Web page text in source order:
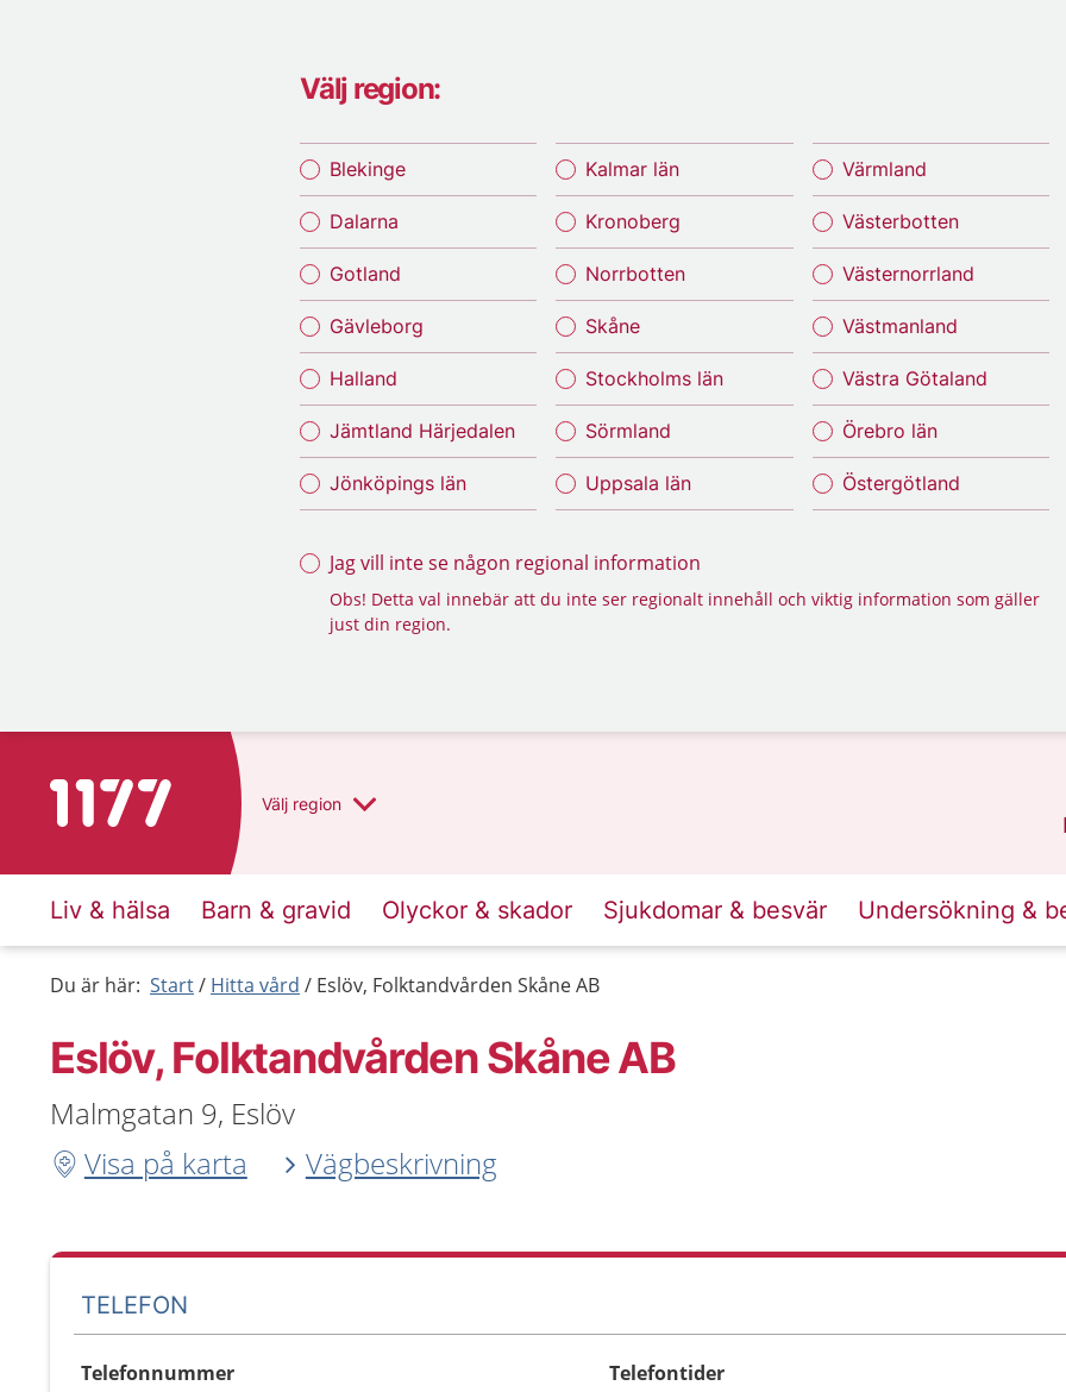
Välj region:
Blekinge
Dalarna
Gotland
Gävleborg
Halland
Jämtland Härjedalen
Jönköpings län
Kalmar län
Kronoberg
Norrbotten
Skåne
Stockholms län
Sörmland
Uppsala län
Värmland
Västerbotten
Västernorrland
Västmanland
Västra Götaland
Örebro län
Östergötland
Jag vill inte se någon regional information
Obs! Detta val innebär att du inte ser regionalt innehåll och viktig information som gäller
just din region.
Till startsidan för 1177 Välj region
Liv & hälsa Barn & gravid Olyckor & skador Sjukdomar & besvär Undersökning &
Du är här: Start Hitta vård Eslöv, Folktandvården Skåne AB
Eslöv, Folktandvården Skåne AB
Malmgatan 9, Eslöv
Visa på karta
Vägbeskrivning
TELEFON
Telefonnummer Telefontider